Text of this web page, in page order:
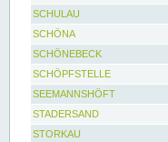
SCHULAU
SCHÖNA
SCHÖNEBECK
SCHÖPFSTELLE
SEEMANNSHÖFT
STADERSAND
STORKAU